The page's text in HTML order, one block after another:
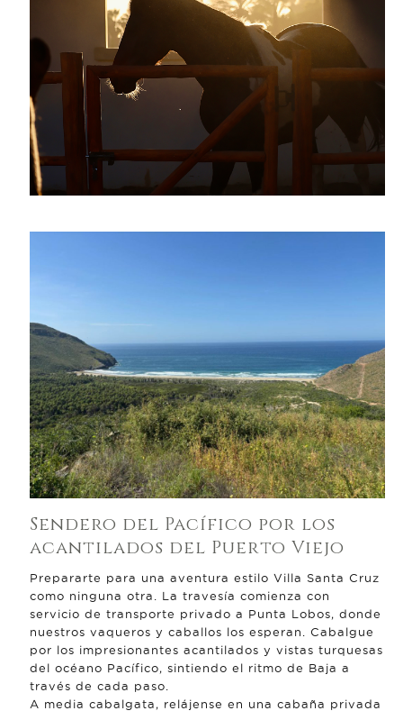
Sendero del Pacífico por los
acantilados del Puerto Viejo
Prepararte para una aventura estilo Villa Santa Cruz
como ninguna otra. La travesía comienza con
servicio de transporte privado a Punta Lobos, donde
nuestros vaqueros y caballos los esperan. Cabalgue
por los impresionantes acantilados y vistas turquesas
del océano Pacífico, sintiendo el ritmo de Baja a
través de cada paso.
A media cabalgata, relájense en una cabaña privada